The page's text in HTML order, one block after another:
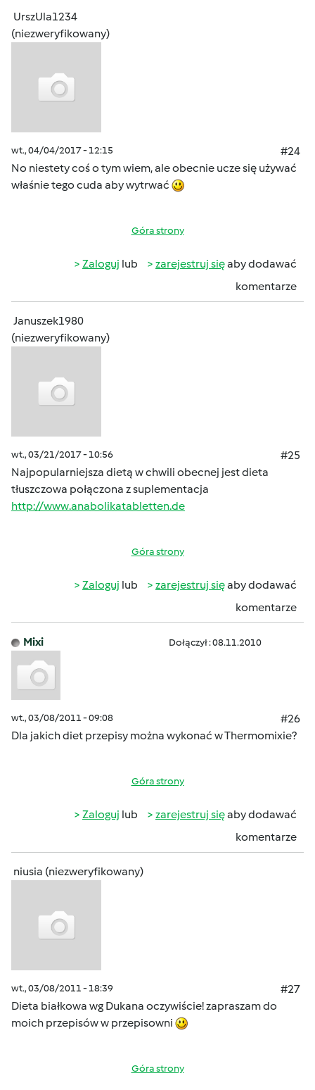
UrszUla1234
(niezweryfikowany)
wt., 04/04/2017 - 12:15
#24
No niestety coś o tym wiem, ale obecnie ucze się używać
właśnie tego cuda aby wytrwać
Góra strony
Zaloguj lub zarejestruj sięaby dodawać
komentarze
Januszek1980
(niezweryfikowany)
wt., 03/21/2017 - 10:56
#25
Najpopularniejsza dietą w chwili obecnej jest dieta
tłuszczowa połączona z suplementacja
http://www.anabolikatabletten.de
Góra strony
Zaloguj lub zarejestruj sięaby dodawać
komentarze
Mixi Dołączył : 08.11.2010
wt., 03/08/2011 - 09:08
#26
Dla jakich diet przepisy można wykonać w Thermomixie?
Góra strony
Zaloguj lub zarejestruj sięaby dodawać
komentarze
niusia (niezweryfikowany)
wt., 03/08/2011 - 18:39
#27
Dieta białkowa wg Dukana oczywiście! zapraszam do
moich przepisów w przepisowni
Góra strony